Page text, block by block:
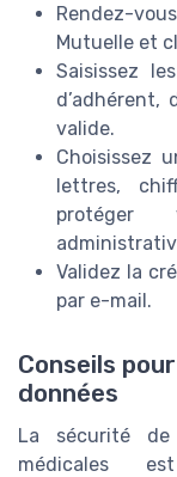
Rendez-
Mutuelle et
Saisissez
d’adhérent,
valide.
Choisissez
lettres,
protéger
Validez la
par e-mail.
Conseils
données
La sécurité de
médicales